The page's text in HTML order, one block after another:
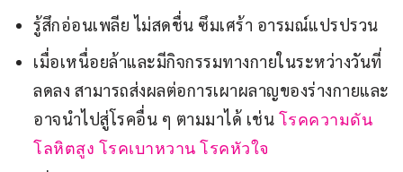
รู้สึกอ่อนเพลีย ไม่สดชื่น ซึมเศร้า อารมณ์แปรปรวน
เมื่อเหนื่อยล้าและมีกิจกรรมทางกายในระหว่างวันที่
ลดลง สามารถส่งผลต่อการเผาผลาญของร่างกายและ
อาจนำไปสู่โรคอื่น ๆ ตามมาได้ เช่น โรคความดัน
โลหิตสูง โรคเบาหวาน โรคหัวใจ